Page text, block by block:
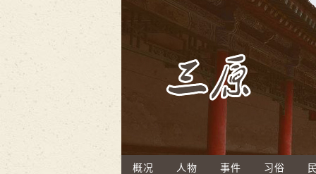
概况 人物 事件 习俗